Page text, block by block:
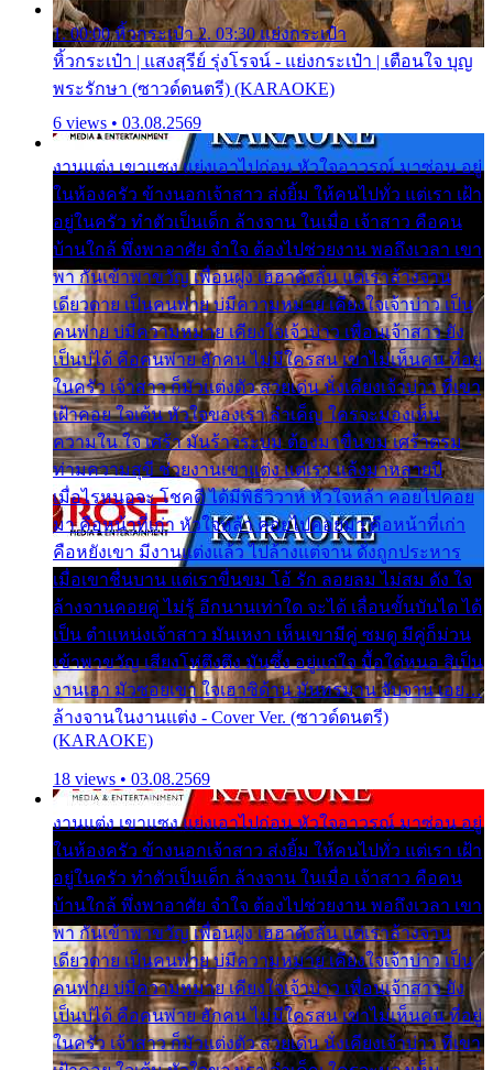
1. 00:00 หิ้วกระเป๋า 2. 03:30 แย่งกระเป๋า
หิ้วกระเป๋า | แสงสุรีย์ รุ่งโรจน์ - แย่งกระเป๋า | เตือนใจ บุญ
พระรักษา (ซาวด์ดนตรี) (KARAOKE)
6 views • 03.08.2569
งานแต่ง เขาแซง แย่งเอาไปก่อน หัวใจอาวรณ์ มาซ่อน อยู่
ในห้องครัว ข้างนอกเจ้าสาว ส่งยิ้ม ให้คนไปทั่ว แต่เรา เฝ้า
อยู่ในครัว ทำตัวเป็นเด็ก ล้างจาน ในเมื่อ เจ้าสาว คือคน
บ้านใกล้ พึ่งพาอาศัย จำใจ ต้องไปช่วยงาน พอถึงเวลา เขา
พา กันเข้าพาขวัญ เพื่อนฝูง เฮฮาดังลั่น แต่เราล้างจาน
เดียวดาย เป็นคนพ่าย บ่มีความหมาย เคียงใจเจ้าบ่าว เป็น
คนพ่าย บ่มีความหมาย เคียงใจเจ้าบ่าว เพื่อนเจ้าสาว ยัง
เป็นบ่ได้ คือคนพ่าย ฮักคน ไม่มีใครสน เขาไม่เห็นคน ที่อยู่
ในครัว เจ้าสาว ก็มัวแต่งตัว สวยเด่น นั่งเคียงเจ้าบ่าว ที่เขา
เฝ้าคอย ใจเต้น หัวใจของเรา ลำเค็ญ ใครจะมองเห็น
ความใน ใจ เศร้า มันร้าวระบม ต้องมาขื่นขม เศร้าตรม
ท่ามความสุขี ช่วยงานเขาแต่ง แต่เรา แล้งมาหลายปี
เมื่อไรหนอจะ โชคดี ได้มีพิธีวิวาห์ หัวใจหล้า คอยไปคอย
มา คือหน้าที่เก่า หัวใจหล้า คอยไปคอยมา คือหน้าที่เก่า
คือหยังเขา มีงานแต่งแล้ว ไปล้างแต่จาน ดั่งถูกประหาร
เมื่อเขาชื่นบาน แต่เราขื่นขม โอ้ รัก ลอยลม ไม่สม ดัง ใจ
ล้างจานคอยคู่ ไม่รู้ อีกนานเท่าใด จะได้ เลื่อนขั้นบันได ได้
เป็น ตำแหน่งเจ้าสาว มันเหงา เห็นเขามีคู่ ซมดู มีคู่ก็ม่วน
เข้าพาขวัญ เสียงโห่ตึงตึง มันซึ้ง อยู่แก่ใจ มื้อใด๋หนอ สิเป็น
งานเฮา มัวซอยเขา ใจเฮาซิด้าน มันทรมาน จับจาน เอย…
ล้างจานในงานแต่ง - Cover Ver. (ซาวด์ดนตรี)
(KARAOKE)
18 views • 03.08.2569
งานแต่ง เขาแซง แย่งเอาไปก่อน หัวใจอาวรณ์ มาซ่อน อยู่
ในห้องครัว ข้างนอกเจ้าสาว ส่งยิ้ม ให้คนไปทั่ว แต่เรา เฝ้า
อยู่ในครัว ทำตัวเป็นเด็ก ล้างจาน ในเมื่อ เจ้าสาว คือคน
บ้านใกล้ พึ่งพาอาศัย จำใจ ต้องไปช่วยงาน พอถึงเวลา เขา
พา กันเข้าพาขวัญ เพื่อนฝูง เฮฮาดังลั่น แต่เราล้างจาน
เดียวดาย เป็นคนพ่าย บ่มีความหมาย เคียงใจเจ้าบ่าว เป็น
คนพ่าย บ่มีความหมาย เคียงใจเจ้าบ่าว เพื่อนเจ้าสาว ยัง
เป็นบ่ได้ คือคนพ่าย ฮักคน ไม่มีใครสน เขาไม่เห็นคน ที่อยู่
ในครัว เจ้าสาว ก็มัวแต่งตัว สวยเด่น นั่งเคียงเจ้าบ่าว ที่เขา